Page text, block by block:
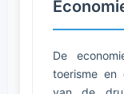
De
toerisme en